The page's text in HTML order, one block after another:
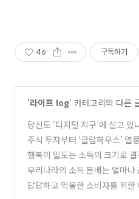
46 구독하기
'라이프 log' 카테고리의 다른
당신도 ‘디지털 지구’에 살고
상 세계 ‘메타버스’ 알아보기
(0)
주식 투자부터 ‘클럽하우스’ 열
를 뒤흔드는 '포모증후군' 알아
행복의 밀도는 소득의 크기로
‘이스털린의 역설’
(0)
우리나라의 소득 분배는 얼마나
불평등 지표 ‘지니계수’ 이해하
답답하고 억울한 소비자를 위한